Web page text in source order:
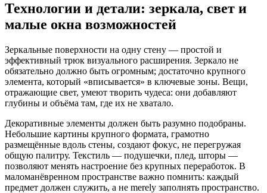
Технологии и детали: зеркала, свет и
малые окна возможностей
Зеркальные поверхности на одну стену — простой и
эффективный трюк визуального расширения. Зеркало не
обязательно должно быть огромным; достаточно крупного
элемента, который «вписывается» в ключевые зоны. Вещи,
отражающие свет, умеют творить чудеса: они добавляют
глубины и объёма там, где их не хватало.
Декоративные элементы должен быть разумно подобраны.
Небольшие картины крупного формата, грамотно
размещённые вдоль стены, создают фокус, не перегружая
общую палитру. Текстиль — подушечки, плед, шторы —
позволяют менять настроение без крупных переработок. В
маломанёвренном пространстве важно помнить: каждый
предмет должен служить, а не merely заполнять пространство.